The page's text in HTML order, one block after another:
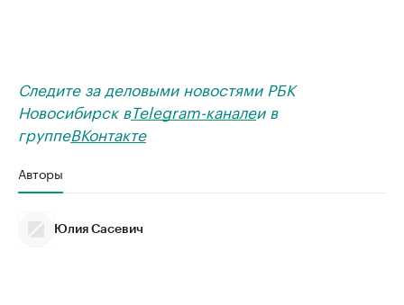
Следите за деловыми новостями РБК
Новосибирск вTelegram-каналеи в
группеВКонтакте
Авторы
Юлия Сасевич